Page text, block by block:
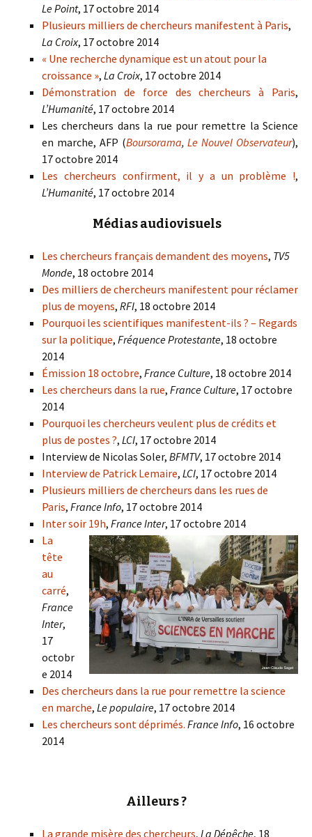
Le Point, 17 octobre 2014
Plusieurs milliers de chercheurs manifestent à Paris,
La Croix, 17 octobre 2014
« Une recherche dynamique est un atout pour la
croissance », La Croix, 17 octobre 2014
Démonstration de force des chercheurs à Paris,
L’Humanité, 17 octobre 2014
Les chercheurs dans la rue pour remettre la Science
en marche, AFP (Boursorama,Le Nouvel Observateur),
17 octobre 2014
Les chercheurs confirment, il y a un problème !,
L’Humanité, 17 octobre 2014
Médias audiovisuels
Les chercheurs français demandent des moyens, TV5
Monde, 18 octobre 2014
Des milliers de chercheurs manifestent pour réclamer
plus de moyens, RFI, 18 octobre 2014
Pourquoi les scientifiques manifestent-ils ? – Regards
sur la politique, Fréquence Protestante, 18 octobre
2014
Émission 18 octobre, France Culture, 18 octobre 2014
Les chercheurs dans la rue, France Culture, 17 octobre
2014
Pourquoi les chercheurs veulent plus de crédits et
plus de postes ?, LCI, 17 octobre 2014
Interview de Nicolas Soler, BFMTV, 17 octobre 2014
Interview de Patrick Lemaire, LCI, 17 octobre 2014
Plusieurs milliers de chercheurs dans les rues de
Paris, France Info, 17 octobre 2014
Inter soir 19h, France Inter, 17 octobre 2014
La
tête
au
carré,
France
Inter,
17
octobr
e 2014
Des chercheurs dans la rue pour remettre la science
en marche, Le populaire, 17 octobre 2014
Les chercheurs sont déprimés. France Info, 16 octobre
2014
Ailleurs ?
La grande misère des chercheurs, La Dépêche, 18